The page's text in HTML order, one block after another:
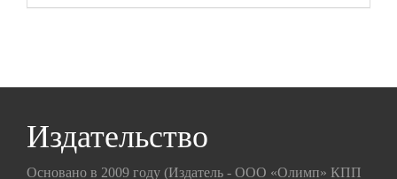
Издательство
Основано в 2009 году (Издатель - ООО «Олимп» КПП